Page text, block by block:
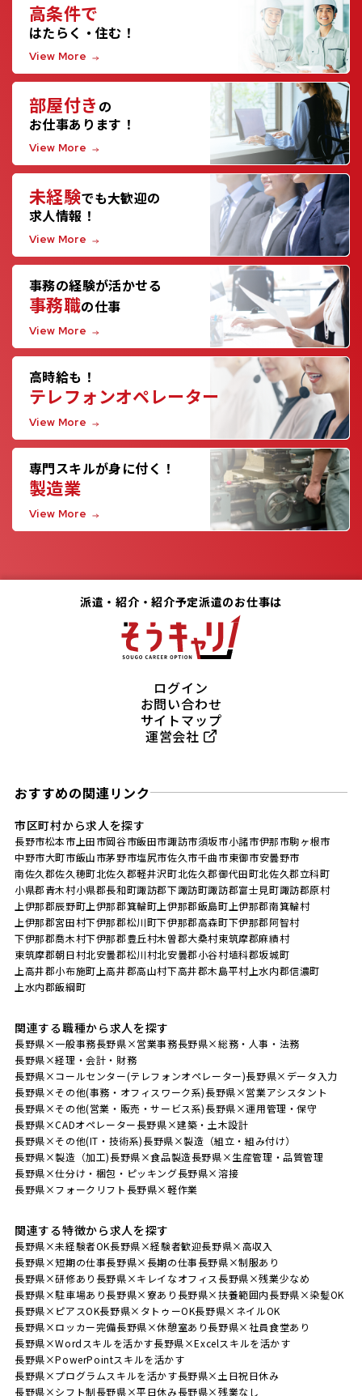
高条件で
はたらく・住む！
View More
部屋付き の
お仕事あります！
View More
未経験でも大歓迎の
求人情報！
View More
事務の経験が活かせる
事務職の仕事
View More
高時給も！
テレフォンオペレーター
View More
専門スキルが身に付く！
製造業
View More
派遣・紹介・紹介予定派遣のお仕事は
ログイン
お問い合わせ
サイトマップ
運営会社
おすすめの関連リンク
市区町村から求人を探す
長野市松本市 上田市岡谷市飯田市諏訪市須坂市小諸市伊那市駒ヶ根市
中野市大町市飯山市茅野市塩尻市佐久市千曲市東御市安曇野市
南佐久郡佐久穂町北佐久郡軽井沢町北佐久郡御代田町北佐久郡立科町
小県郡青木村小県郡長和町諏訪郡下諏訪町諏訪郡富士見町諏訪郡原村
上伊那郡辰野町 上伊那郡箕輪町 上伊那郡飯島町 上伊那郡南箕輪村
上伊那郡宮田村下伊那郡松川町下伊那郡高森町下伊那郡阿智村
下伊那郡喬木村下伊那郡豊丘村木曽郡大桑村東筑摩郡麻績村
東筑摩郡朝日村北安曇郡松川村北安曇郡小谷村埴科郡坂城町
上高井郡小布施町 上高井郡高山村下高井郡木島平村上水内郡信濃町
上水内郡飯綱町
関連する職種から求人を探す
長野県×一般事務長野県×営業事務長野県×総務・人事・法務
長野県×経理・会計・財務
長野県×コールセンター(テレフォンオペレーター)長野県×データ入力
長野県×その他(事務・オフィスワーク系)長野県×営業アシスタント
長野県×その他(営業・販売・サービス系)長野県×運用管理・保守
長野県×CADオペレーター長野県×建築・土木設計
長野県×その他(IT・技術系)長野県×製造（組立・組み付け）
長野県×製造（加工)長野県×食品製造長野県×生産管理・品質管理
長野県×仕分け・梱包・ピッキング長野県×溶接
長野県×フォークリフト 長野県×軽作業
関連する特徴から求人を探す
長野県×未経験者OK長野県×経験者歓迎長野県×高収入
長野県×短期の仕事長野県×長期の仕事長野県×制服あり
長野県×研修あり 長野県×キレイなオフィス 長野県×残業少なめ
長野県×駐車場あり長野県×寮あり 長野県×扶養範囲内長野県×染髪OK
長野県×ピアスOK長野県×タトゥーOK長野県×ネイルOK
長野県×ロッカー完備長野県×休憩室あり長野県×社員食堂あり
長野県×Wordスキルを活かす長野県×Excelスキルを活かす
長野県×PowerPointスキルを活かす
長野県×プログラムスキルを活かす長野県×土日祝日休み
長野県×シフト制長野県×平日休み長野県×残業なし